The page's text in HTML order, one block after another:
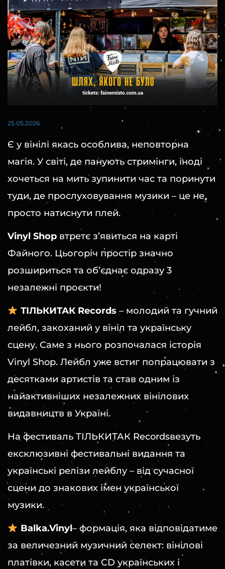
25.05.2026
Є у вінілі якась особлива, неповторна
магія. У світі, де панують стримінги, іноді
хочеться на мить зупинити час та поринути
туди, де прослуховування музики – це не
просто натиснути плей.
Vinyl Shop втретє з’явиться на карті
Файного. Цьогоріч простір значно
розшириться та об’єднає одразу 3
незалежні проєкти!
ТІЛЬКИТАК Records – молодий та гучний
лейбл, закоханий у вініл та українську
сцену. Саме з нього розпочалася історія
Vinyl Shop. Лейбл уже встиг попрацювати з
десятками артистів та став одним із
найактивніших незалежних вінілових
видавництв в Україні.
На фестиваль ТІЛЬКИТАК Recordsвезуть
ексклюзивні фестивальні видання та
українські релізи лейблу – від сучасної
сцени до знакових імен української
музики.
️ Balka.Vinyl– формація, яка відповідатиме
за величезний музичний селект: вінілові
платівки, касети та CD українських і